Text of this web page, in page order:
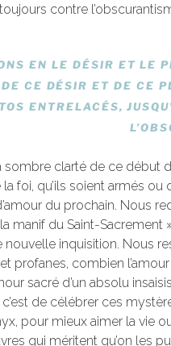
contre
EN LE DÉSIR ET LE
CE DÉSIR ET DE CE
ENTRELACÉS,
sombre clarté de ce début
foi, qu’ils soient armés
du prochain. Nous
manif du Saint-
nouvelle inquisition. Nous
profanes, combien
sacré d’un absolu
c’est de célébrer ces
pour mieux aimer la vie
qui méritent qu’on les